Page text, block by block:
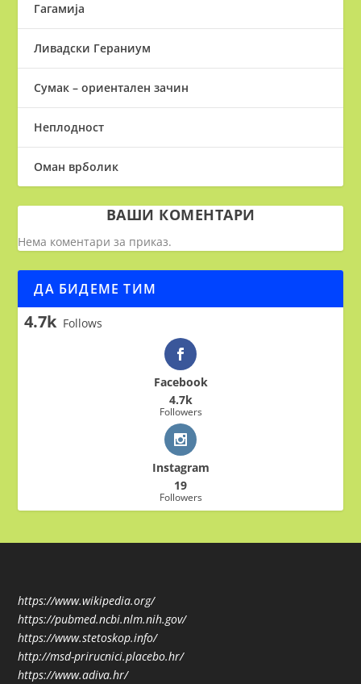
Гагамија
Ливадски Гераниум
Сумак – ориентален зачин
Неплодност
Оман врболик
ВАШИ КОМЕНТАРИ
Нема коментари за приказ.
ДА БИДЕМЕ ТИМ
4.7k Follows
Facebook
4.7k
Followers
Instagram
19
Followers
https://www.wikipedia.org/
https://pubmed.ncbi.nlm.nih.gov/
https://www.stetoskop.info/
http://msd-prirucnici.placebo.hr/
https://www.adiva.hr/